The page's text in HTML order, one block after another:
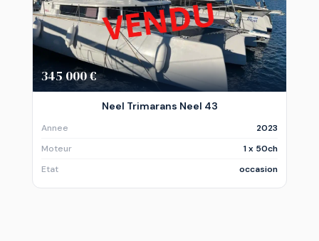
345 000 €
Neel Trimarans Neel 43
Annee
2023
Moteur
1 x 50ch
Etat
occasion